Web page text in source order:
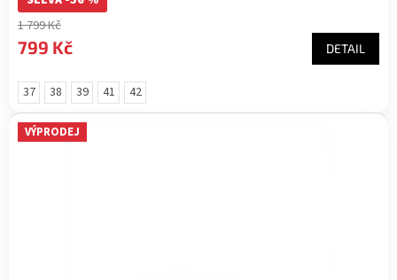
1 799 Kč
799 Kč DETAIL
37 38 39 41 42
VÝPRODEJ